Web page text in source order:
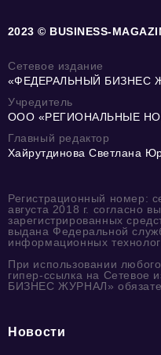
2023 © BUSINESS-
Сетевое издание
«ФЕДЕРАЛЬНЫЙ БИЗНЕС
Учредитель
ООО «РЕГИОНАЛЬНЫЕ
Главный редактор
Хайрутдинова Светлана
Регистрационный номер:
августа 2018 г. согласно
зарегистрированных
выдана Федеральной
информационных
При использовании
гипер-ссылка на
БИЗНЕС ЖУРНАЛ»
Новости